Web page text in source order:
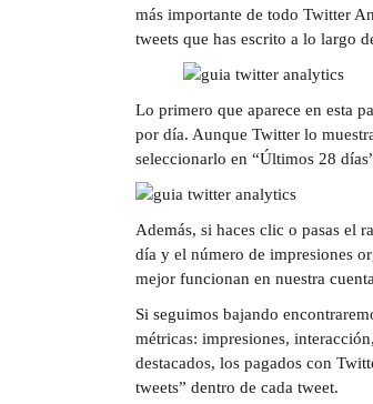
más importante de todo Twitter
tweets que has escrito a lo largo
Lo primero que aparece en esta
por día. Aunque Twitter lo
seleccionarlo en “Últimos 28
Además, si haces clic o pasas el
día y el número de impresiones
mejor funcionan en nuestra
Si seguimos bajando
métricas: impresiones,
destacados, los pagados con
tweets” dentro de cada tweet.